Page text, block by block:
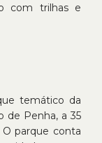
com trilhas e
temático da
de Penha, a 35
parque conta